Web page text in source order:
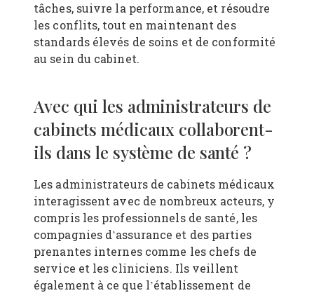
tâches, suivre la performance, et résoudre
les conflits, tout en maintenant des
standards élevés de soins et de conformité
au sein du cabinet.
Avec qui les administrateurs de
cabinets médicaux collaborent-
ils dans le système de santé ?
Les administrateurs de cabinets médicaux
interagissent avec de nombreux acteurs, y
compris les professionnels de santé, les
compagnies d’assurance et des parties
prenantes internes comme les chefs de
service et les cliniciens. Ils veillent
également à ce que l’établissement de